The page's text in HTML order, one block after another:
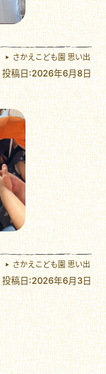
さかえこども園 思い出
投稿日:2026年6月8日
さかえこども園 思い出
投稿日:2026年6月3日